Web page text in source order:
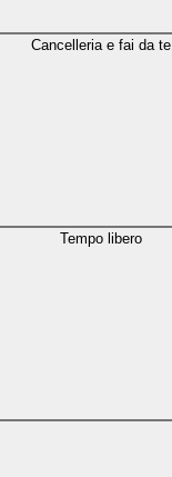
Cancelleria e fai da te
Tempo libero